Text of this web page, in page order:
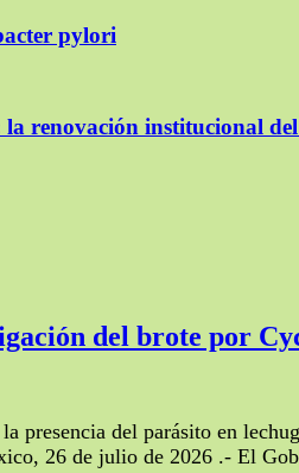
pylori
renovación institucional
del brote por
presencia del parásito en
26 de julio de 2026 .- El